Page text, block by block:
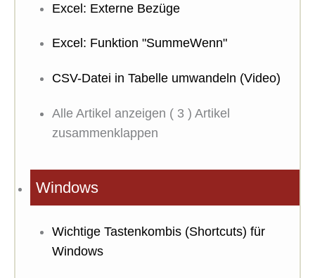
Excel: Externe Bezüge
Excel: Funktion "SummeWenn"
CSV-Datei in Tabelle umwandeln (Video)
Alle Artikel anzeigen ( 3 ) Artikel
zusammenklappen
Windows
Wichtige Tastenkombis (Shortcuts) für
Windows